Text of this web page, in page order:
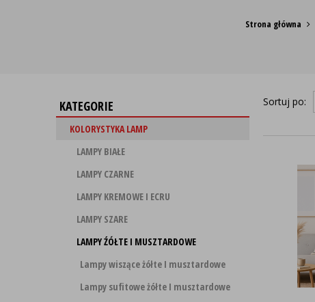
Strona główna
KATEGORIE
KOLORYSTYKA LAMP
LAMPY BIAŁE
LAMPY CZARNE
LAMPY KREMOWE I ECRU
LAMPY SZARE
LAMPY ŹÓŁTE I MUSZTARDOWE
Lampy wiszące żółte I musztardowe
Lampy sufitowe żółte I musztardowe
Sortuj po: